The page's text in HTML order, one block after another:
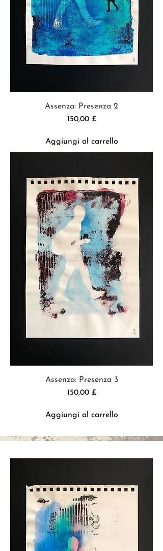
Assenza: Presenza 2
Prezzo
150,00 £
Aggiungi al carrello
Assenza: Presenza 3
Prezzo
150,00 £
Aggiungi al carrello